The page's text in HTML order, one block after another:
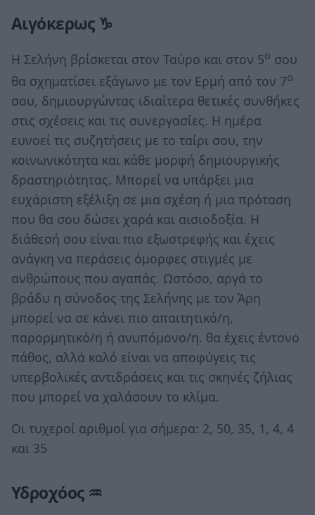
Αιγόκερως ♑
Η Σελήνη βρίσκεται στον Ταύρο και στον 5ο σου
θα σχηματίσει εξάγωνο με τον Ερμή από τον 7ο
σου, δημιουργώντας ιδιαίτερα θετικές συνθήκες
στις σχέσεις και τις συνεργασίες. Η ημέρα
ευνοεί τις συζητήσεις με το ταίρι σου, την
κοινωνικότητα και κάθε μορφή δημιουργικής
δραστηριότητας. Μπορεί να υπάρξει μια
ευχάριστη εξέλιξη σε μια σχέση ή μια πρόταση
που θα σου δώσει χαρά και αισιοδοξία. Η
διάθεσή σου είναι πιο εξωστρεφής και έχεις
ανάγκη να περάσεις όμορφες στιγμές με
ανθρώπους που αγαπάς. Ωστόσο, αργά το
βράδυ η σύνοδος της Σελήνης με τον Άρη
μπορεί να σε κάνει πιο απαιτητικό/η,
παρορμητικό/η ή ανυπόμονο/η. θα έχεις έντονο
πάθος, αλλά καλό είναι να αποφύγεις τις
υπερβολικές αντιδράσεις και τις σκηνές ζήλιας
που μπορεί να χαλάσουν το κλίμα.
Οι τυχεροί αριθμοί για σήμερα: 2, 50, 35, 1, 4, 4
και 35
Υδροχόος ♒